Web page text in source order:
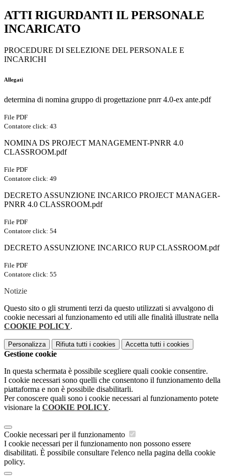
ATTI RIGURDANTI IL PERSONALE
INCARICATO
PROCEDURE DI SELEZIONE DEL PERSONALE E
INCARICHI
Allegati
determina di nomina gruppo di progettazione pnrr 4.0-ex ante.pdf
File PDF
Contatore click: 43
NOMINA DS PROJECT MANAGEMENT-PNRR 4.0
CLASSROOM.pdf
File PDF
Contatore click: 49
DECRETO ASSUNZIONE INCARICO PROJECT MANAGER-
PNRR 4.0 CLASSROOM.pdf
File PDF
Contatore click: 54
DECRETO ASSUNZIONE INCARICO RUP CLASSROOM.pdf
File PDF
Contatore click: 55
Notizie
Questo sito o gli strumenti terzi da questo utilizzati si avvalgono di
cookie necessari al funzionamento ed utili alle finalità illustrate nella
COOKIE POLICY.
Personalizza Rifiuta tutti i cookies Accetta tutti i cookies
Gestione cookie
In questa schermata è possibile scegliere quali cookie consentire.
I cookie necessari sono quelli che consentono il funzionamento della
piattaforma e non è possibile disabilitarli.
Per conoscere quali sono i cookie necessari al funzionamento potete
visionare la COOKIE POLICY.
Cookie necessari per il funzionamento
I cookie necessari per il funzionamento non possono essere
disabilitati. È possibile consultare l'elenco nella pagina della cookie
policy.